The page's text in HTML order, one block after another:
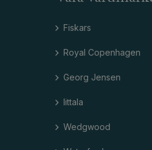
Fiskars
Royal Copenhagen
Georg Jensen
Iittala
Wedgwood